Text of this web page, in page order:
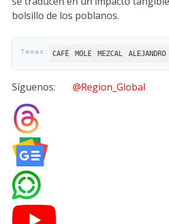
bolsillo de los poblanos.
CAFÉ MOLE MEZCAL ALEJANDRO
Síguenos: @Region_Global